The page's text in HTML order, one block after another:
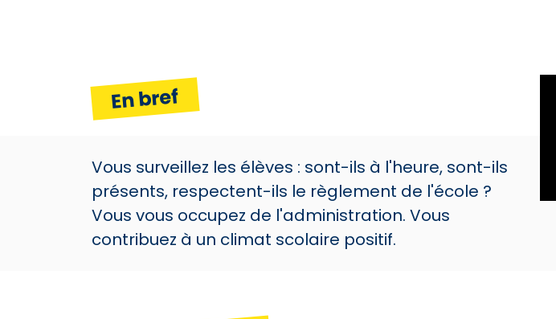
En bref
Vous surveillez les élèves : sont-ils à l'heure, sont-ils
présents, respectent-ils le règlement de l'école ?
Vous vous occupez de l'administration. Vous
contribuez à un climat scolaire positif.